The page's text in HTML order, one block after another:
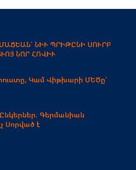
ՆԻՒ ՊՐԻԹԸՆԻ ՍՈՒՐԲ
ՆՈՐ ՀՈՎԻՒ
Կամ Վիթխարի ՄԵԾը՝
Գերմանիան
Սորված է